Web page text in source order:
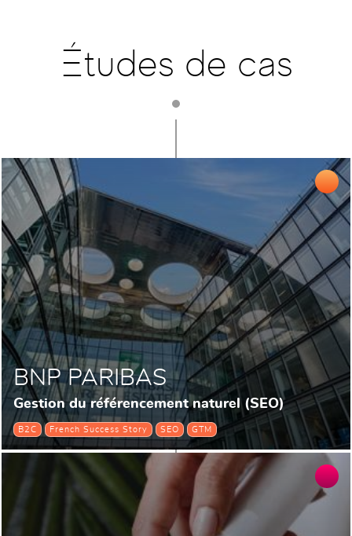
Études de cas
BNP PARIBAS
Gestion du référencement naturel (SEO)
B2C French Success Story SEO GTM